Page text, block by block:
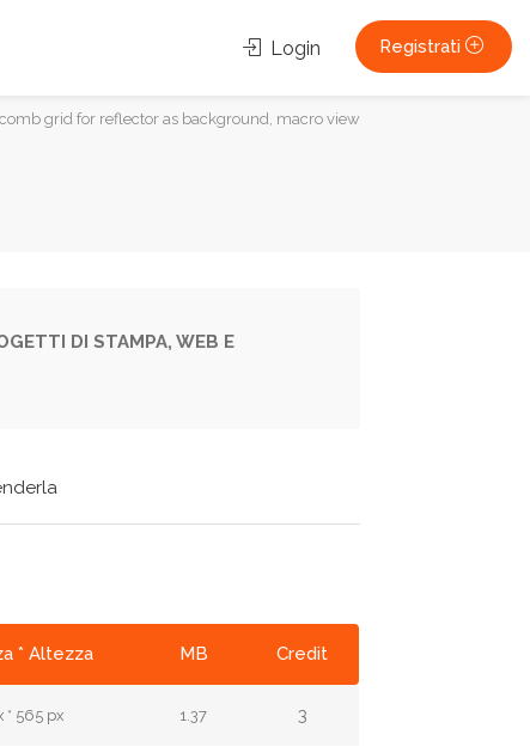
Login Registrati
grid for reflector as background, macro view
DI STAMPA, WEB E
* Altezza MB Credit
* 565 px 1.37 3